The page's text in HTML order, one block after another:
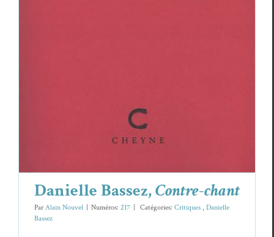
Danielle Bassez,Contre-chant
ParAlain Nouvel | Numéros: 217 | Caté­gories: Cri­tiques , Danielle
Bassez